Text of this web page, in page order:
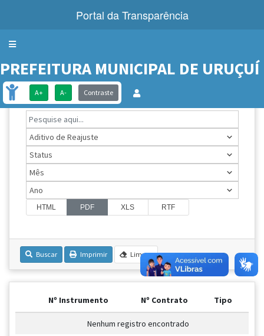
Portal da Transparência
Menu
PREFEITURA MUNICIPAL DE URUÇUÍ
A+ A- Contraste
CONTRATOS
HTML PDF XLS RTF
Buscar Imprimir Limpar
Nº Instrumento Nº Contrato Tipo
Nenhum registro encontrado